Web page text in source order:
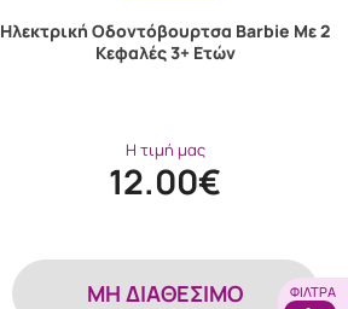
ΦΊΛΤΡΑ
Ηλεκτρική Οδοντόβουρτσα Barbie Με 2
Κεφαλές 3+ Ετών
Η τιμή μας
12.00€
MH ΔΙΑΘΕΣΙΜΟ